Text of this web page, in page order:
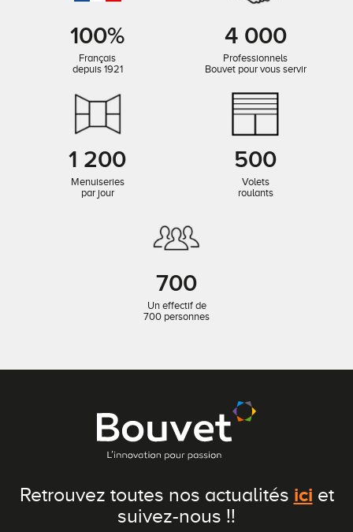
100%
Français
depuis 1921
4 000
Professionnels
Bouvet pour vous servir
1 200
Menuiseries
par jour
500
Volets
roulants
700
Un effectif de
700 personnes
Retrouvez toutes nos actualités ici et
suivez-nous !!